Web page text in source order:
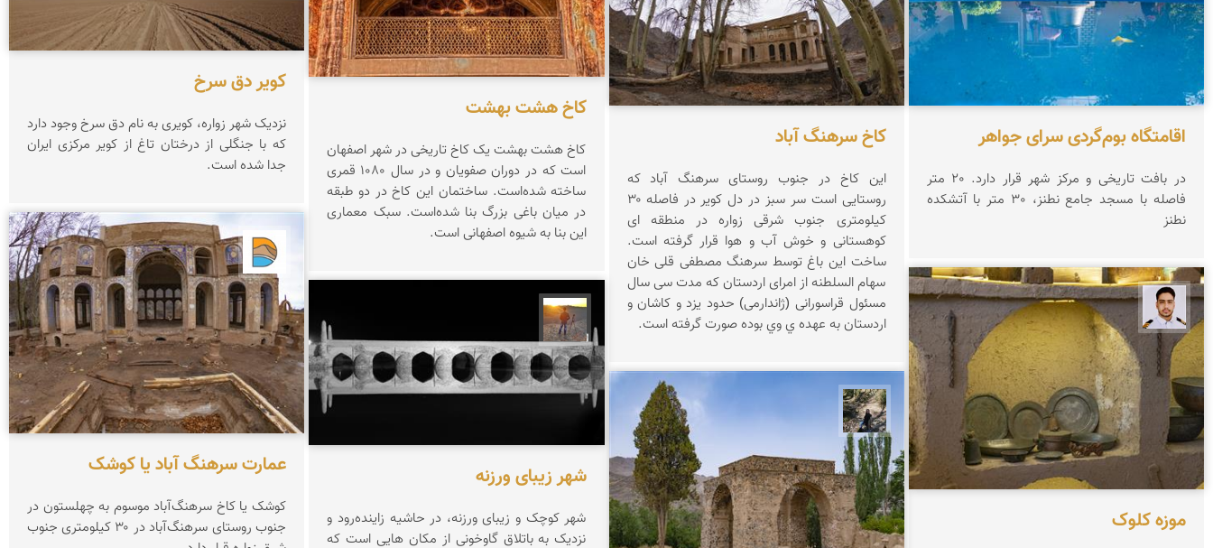
اقامتگاه بوم‌گردی سرای جواهر
در بافت تاریخی و مرکز شهر قرار دارد. 20 متر
فاصله با مسجد جامع نطنز، 30 متر با آتشکده
نطنز
سعید جواهری
موزه کلوک
کاخ سرهنگ آباد
این کاخ در جنوب روستای سرهنگ آباد که
روستایی است سر سبز در دل کویر در فاصله ۳۰
کیلومتری جنوب شرقی زواره در منطقه ای
کوهستانی و خوش آب و هوا قرار گرفته است.
ساخت این باغ توسط سرهنگ مصطفی قلی خان
سهام السلطنه از امرای اردستان که مدت سی سال
مسئول قراسورانی (ژاندارمی) حدود یزد و کاشان و
اردستان به عهده ي وي بوده صورت گرفته است.
کاخ هشت بهشت
کاخ هشت‌ بهشت یک کاخ تاریخی در شهر اصفهان
است که در دوران صفویان و در سال ۱۰۸۰ قمری
ساخته شده‌است. ساختمان این کاخ در دو طبقه
در میان باغی بزرگ بنا شده‌است. سبک معماری
این بنا به شیوه اصفهانی است.
شهر زیبای ورزنه
شهر کوچک و زیبای ورزنه، در حاشیه زاینده‌رود و
نزدیک به باتلاق گاوخونی از مکان هایی است که
کویر دق سرخ
نزدیک شهر زواره، کویری به نام دق سرخ وجود دارد
که با جنگلی از درختان تاغ از کویر مرکزی ایران
جدا شده است.
دریاچه کویر
عمارت سرهنگ آباد یا کوشک
کوشک یا کاخ سرهنگ‌آباد موسوم به چهلستون در
جنوب روستای سرهنگ‌آباد در ۳۰ کیلومتری جنوب